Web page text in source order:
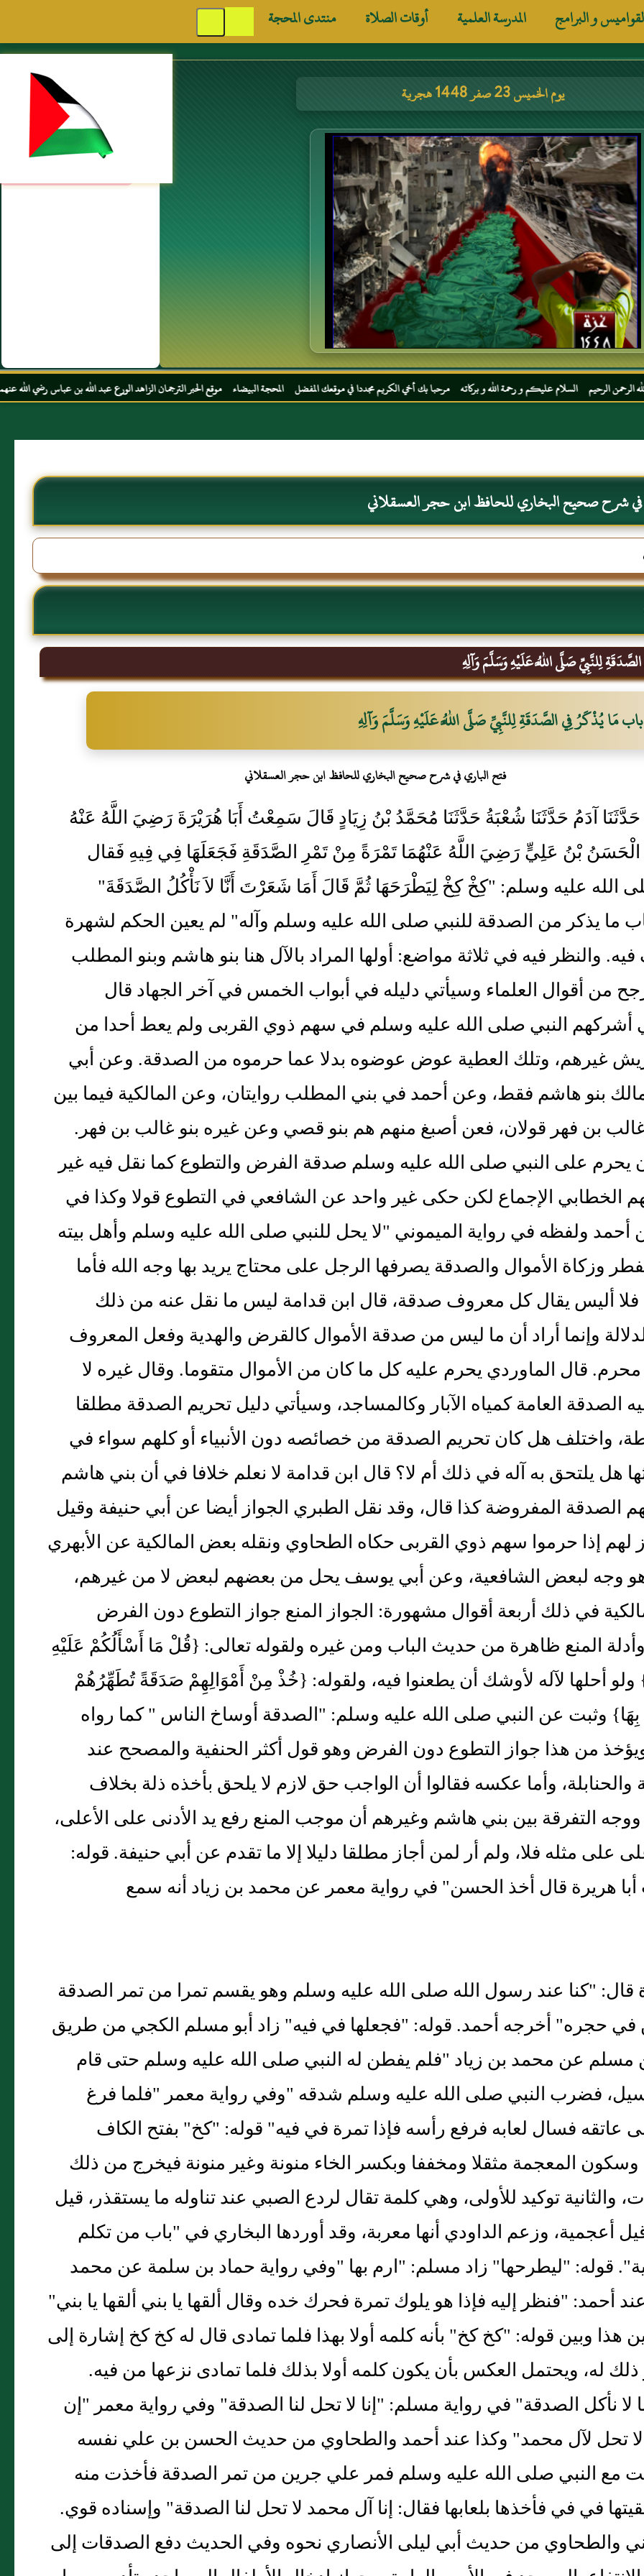
و البرامج المدرسة العلمية أوقات الصلاة منتدى المحجة
يوم الخميس 23 صفر 1448 هجرية مواقع إسلامية
عليكم و رحمة الله و بركاته مرحبا بك أخي الكريم مجددا في موقعك المفضل المحجة البيضاء موقع الحبر الترجمان الزاهد الورع عبد الله بن عباس رضي الله عنهما
في شرح صحيح البخاري للحافظ ابن حجر العسقلاني
لِلنَّبِيِّ صَلَّى اللَّهُ عَلَيْهِ وَسَلَّمَ وَآلِهِ
باب مَا يُذْكَرُ فِي الصَّدَقَةِ لِلنَّبِيِّ صَلَّى اللَّهُ عَلَيْهِ وَسَلَّمَ وَآلِهِ
فتح الباري في شرح صحيح البخاري للحافظ ابن حجر العسقلاني
- حَدَّثَنَا آدَمُ حَدَّثَنَا شُعْبَةُ حَدَّثَنَا مُحَمَّدُ بْنُ زِيَادٍ قَالَ سَمِعْتُ أَبَا هُرَيْرَةَ رَضِيَ اللَّهُ عَنْهُ
بْنُ عَلِيٍّ رَضِيَ اللَّهُ عَنْهُمَا تَمْرَةً مِنْ تَمْرِ الصَّدَقَةِ فَجَعَلَهَا فِي فِيهِ فَقال
الله عليه وسلم: "كِخْ كِخْ لِيَطْرَحَهَا ثُمَّ قَالَ أَمَا شَعَرْتَ أَنَّا لاَ نَأْكُلُ الصَّدَقَةَ"
ما يذكر من الصدقة للنبي صلى الله عليه وسلم وآله" لم يعين الحكم لشهرة
فيه. والنظر فيه في ثلاثة مواضع: أولها المراد بالآل هنا بنو هاشم وبنو المطلب
من أقوال العلماء وسيأتي دليله في أبواب الخمس في آخر الجهاد قال
أشركهم النبي صلى الله عليه وسلم في سهم ذوي القربى ولم يعط أحدا من
غيرهم، وتلك العطية عوض عوضوه بدلا عما حرموه من الصدقة. وعن أبي
بنو هاشم فقط، وعن أحمد في بني المطلب روايتان، وعن المالكية فيما بين
بن فهر قولان، فعن أصبغ منهم هم بنو قصي وعن غيره بنو غالب بن فهر.
يحرم على النبي صلى الله عليه وسلم صدقة الفرض والتطوع كما نقل فيه غير
الخطابي الإجماع لكن حكى غير واحد عن الشافعي في التطوع قولا وكذا في
أحمد ولفظه في رواية الميموني "لا يحل للنبي صلى الله عليه وسلم وأهل بيته
وزكاة الأموال والصدقة يصرفها الرجل على محتاج يريد بها وجه الله فأما
أليس يقال كل معروف صدقة، قال ابن قدامة ليس ما نقل عنه من ذلك
وإنما أراد أن ما ليس من صدقة الأموال كالقرض والهدية وفعل المعروف
قال الماوردي يحرم عليه كل ما كان من الأموال متقوما. وقال غيره لا
الصدقة العامة كمياه الآبار وكالمساجد، وسيأتي دليل تحريم الصدقة مطلقا
واختلف هل كان تحريم الصدقة من خصائصه دون الأنبياء أو كلهم سواء في
هل يلتحق به آله في ذلك أم لا؟ قال ابن قدامة لا نعلم خلافا في أن بني هاشم
الصدقة المفروضة كذا قال، وقد نقل الطبري الجواز أيضا عن أبي حنيفة وقيل
لهم إذا حرموا سهم ذوي القربى حكاه الطحاوي ونقله بعض المالكية عن الأبهري
وجه لبعض الشافعية، وعن أبي يوسف يحل من بعضهم لبعض لا من غيرهم،
في ذلك أربعة أقوال مشهورة: الجواز المنع جواز التطوع دون الفرض
المنع ظاهرة من حديث الباب ومن غيره ولقوله تعالى: {قُلْ مَا أَسْأَلُكُمْ عَلَيْهِ
أحلها لآله لأوشك أن يطعنوا فيه، ولقوله: {خُذْ مِنْ أَمْوَالِهِمْ صَدَقَةً تُطَهِّرُهُمْ
بِهَا} وثبت عن النبي صلى الله عليه وسلم: "الصدقة أوساخ الناس " كما رواه
من هذا جواز التطوع دون الفرض وهو قول أكثر الحنفية والمصحح عند
والحنابلة، وأما عكسه فقالوا أن الواجب حق لازم لا يلحق بأخذه ذلة بخلاف
ووجه التفرقة بين بني هاشم وغيرهم أن موجب المنع رفع يد الأدنى على الأعلى،
على مثله فلا، ولم أر لمن أجاز مطلقا دليلا إلا ما تقدم عن أبي حنيفة. قوله:
هريرة قال أخذ الحسن" في رواية معمر عن محمد بن زياد أنه سمع
قال: "كنا عند رسول الله صلى الله عليه وسلم وهو يقسم تمرا من تمر الصدقة
حجره" أخرجه أحمد. قوله: "فجعلها في فيه" زاد أبو مسلم الكجي من طريق
مسلم عن محمد بن زياد "فلم يفطن له النبي صلى الله عليه وسلم حتى قام
فضرب النبي صلى الله عليه وسلم شدقه "وفي رواية معمر "فلما فرغ
عاتقه فسال لعابه فرفع رأسه فإذا تمرة في فيه" قوله: "كخ" بفتح الكاف
المعجمة مثقلا ومخففا وبكسر الخاء منونة وغير منونة فيخرج من ذلك
والثانية توكيد للأولى، وهي كلمة تقال لردع الصبي عند تناوله ما يستقذر، قيل
أعجمية، وزعم الداودي أنها معربة، وقد أوردها البخاري في "باب من تكلم
قوله: "ليطرحها" زاد مسلم: "ارم بها "وفي رواية حماد بن سلمة عن محمد
أحمد: "فنظر إليه فإذا هو يلوك تمرة فحرك خده وقال ألقها يا بني ألقها يا بني"
هذا وبين قوله: "كخ كخ" بأنه كلمه أولا بهذا فلما تمادى قال له كخ كخ إشارة إلى
ذلك له، ويحتمل العكس بأن يكون كلمه أولا بذلك فلما تمادى نزعها من فيه.
لا نأكل الصدقة" في رواية مسلم: "إنا لا تحل لنا الصدقة" وفي رواية معمر "إن
تحل لآل محمد" وكذا عند أحمد والطحاوي من حديث الحسن بن علي نفسه
مع النبي صلى الله عليه وسلم فمر علي جرين من تمر الصدقة فأخذت منه
في في فأخذها بلعابها فقال: إنا آل محمد لا تحل لنا الصدقة" وإسناده قوي.
والطحاوي من حديث أبي ليلى الأنصاري نحوه وفي الحديث دفع الصدقات إلى